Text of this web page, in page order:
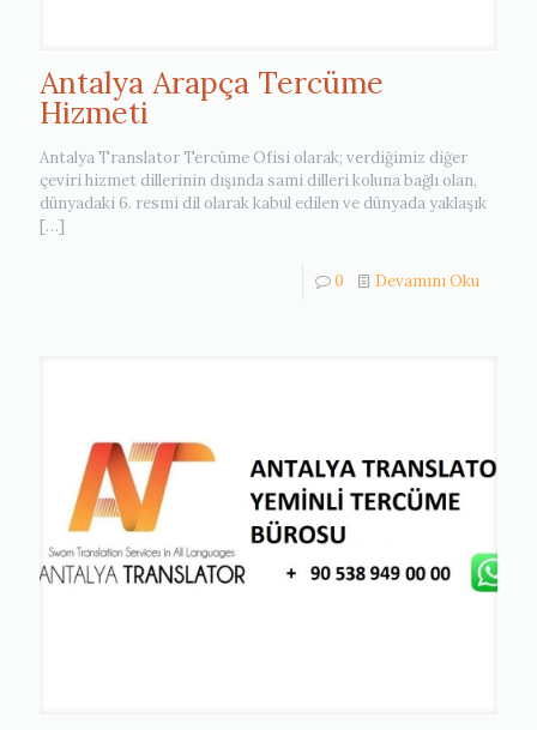
Antalya Arapça Tercüme
Hizmeti
Antalya Translator Tercüme Ofisi olarak; verdiğimiz diğer
çeviri hizmet dillerinin dışında sami dilleri koluna bağlı olan,
dünyadaki 6. resmi dil olarak kabul edilen ve dünyada yaklaşık
[…]
0 Devamını Oku